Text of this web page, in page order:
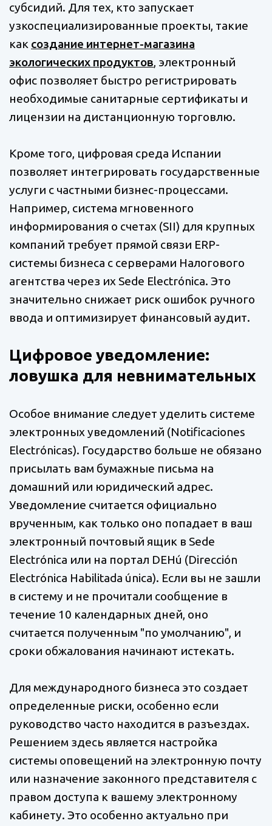
субсидий. Для тех, кто запускает
узкоспециализированные проекты, такие
как создание интернет-магазина
экологических продуктов, электронный
офис позволяет быстро регистрировать
необходимые санитарные сертификаты и
лицензии на дистанционную торговлю.
Кроме того, цифровая среда Испании
позволяет интегрировать государственные
услуги с частными бизнес-процессами.
Например, система мгновенного
информирования о счетах (SII) для крупных
компаний требует прямой связи ERP-
системы бизнеса с серверами Налогового
агентства через их Sede Electrónica. Это
значительно снижает риск ошибок ручного
ввода и оптимизирует финансовый аудит.
Цифровое уведомление:
ловушка для невнимательных
Особое внимание следует уделить системе
электронных уведомлений (Notificaciones
Electrónicas). Государство больше не обязано
присылать вам бумажные письма на
домашний или юридический адрес.
Уведомление считается официально
врученным, как только оно попадает в ваш
электронный почтовый ящик в Sede
Electrónica или на портал DEHú (Dirección
Electrónica Habilitada única). Если вы не зашли
в систему и не прочитали сообщение в
течение 10 календарных дней, оно
считается полученным "по умолчанию", и
сроки обжалования начинают истекать.
Для международного бизнеса это создает
определенные риски, особенно если
руководство часто находится в разъездах.
Решением здесь является настройка
системы оповещений на электронную почту
или назначение законного представителя с
правом доступа к вашему электронному
кабинету. Это особенно актуально при